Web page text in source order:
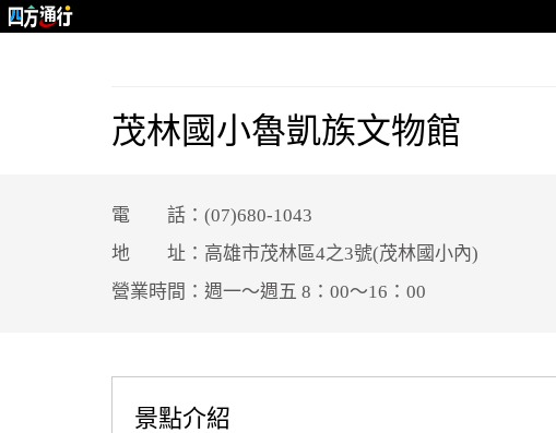
茂林國小魯凱族文物館
電 話：(07)680-1043
地 址：高雄市茂林區4之3號(茂林國小內)
營業時間：週一～週五 8：00～16：00
景點介紹